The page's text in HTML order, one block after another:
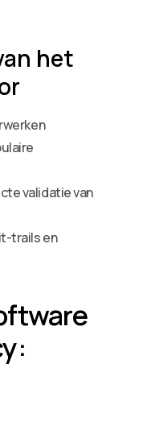
het
validatie van
trails en